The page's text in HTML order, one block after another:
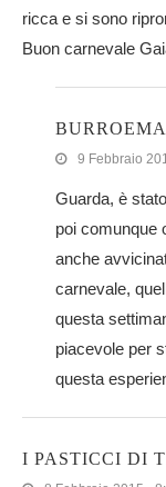
ricca e si sono
Buon carnevale
9 Febbraio
Guarda, è
poi comunque
anche
carnevale,
questa
piacevole per
questa
I PASTICCI DI